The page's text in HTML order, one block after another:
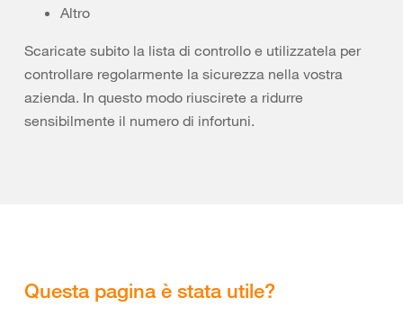
Altro
Scaricate subito la lista di controllo e utilizzatela per
controllare regolarmente la sicurezza nella vostra
azienda. In questo modo riuscirete a ridurre
sensibilmente il numero di infortuni.
Questa pagina è stata utile?